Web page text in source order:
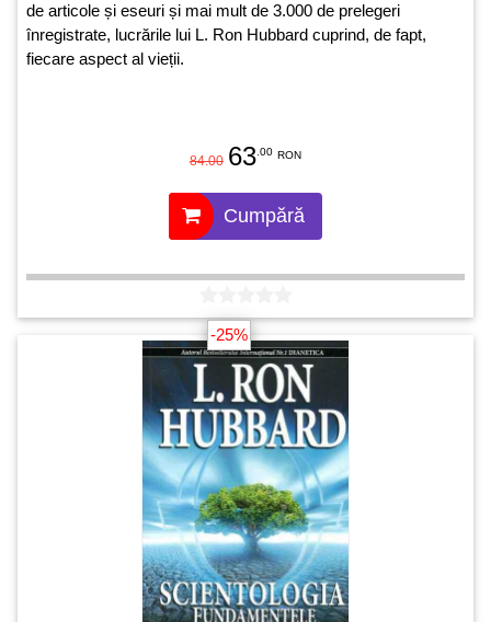
de articole și eseuri și mai mult de 3.000 de prelegeri
înregistrate, lucrările lui L. Ron Hubbard cuprind, de fapt,
fiecare aspect al vieții.
84.00 63 .00 RON
Cumpără
-25%